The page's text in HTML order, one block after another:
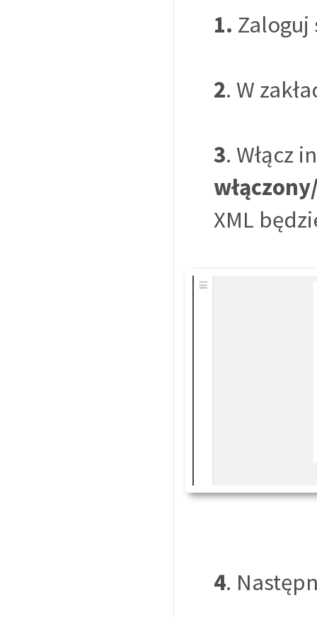
1. Zaloguj
2. W
3. Włącz
XML
4.